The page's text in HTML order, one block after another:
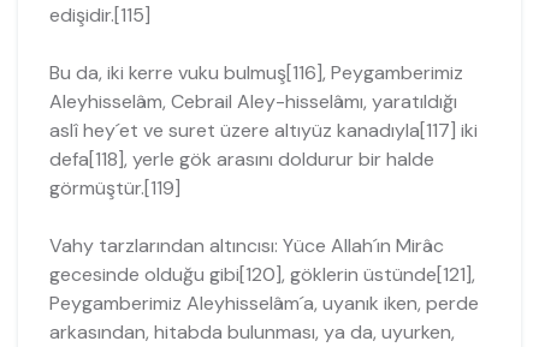
edişidir.[115]
Bu da, iki kerre vuku bulmuş[116], Peygamberimiz
Aleyhisselâm, Cebrail Aley-hisselâmı, yaratıldığı
aslî hey´et ve suret üzere altıyüz kanadıyla[117] iki
defa[118], yerle gök arasını doldurur bir halde
görmüştür.[119]
Vahy tarzlarından altıncısı: Yüce Allah´ın Mirâc
gecesinde olduğu gibi[120], göklerin üstünde[121],
Peygamberimiz Aleyhisselâm´a, uyanık iken, perde
arka­sından, hitabda bulunması, ya da, uyurken,